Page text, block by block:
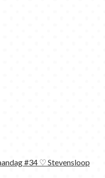
#34 ♡ Stevensloop